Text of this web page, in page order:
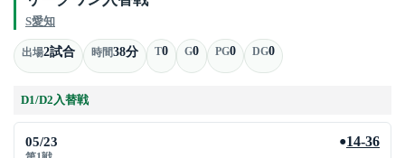
S愛知
出場2試合 時間38分 T0 G0 PG0 DG0
D1/D2入替戦
05/23 ●14-36